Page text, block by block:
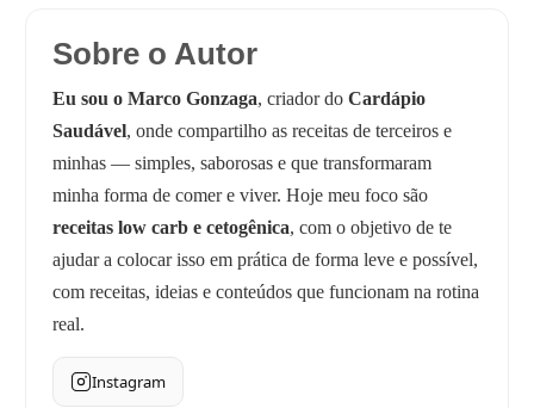
Sobre o Autor
Eu sou o Marco Gonzaga, criador doCardápio
Saudável, onde compartilho as receitas de terceiros e
minhas — simples, saborosas e que transformaram
minha forma de comer e viver. Hoje meu foco são
receitas low carb e cetogênica, com o objetivo de te
ajudar a colocar isso em prática de forma leve e possível,
com receitas, ideias e conteúdos que funcionam na rotina
real.
Instagram